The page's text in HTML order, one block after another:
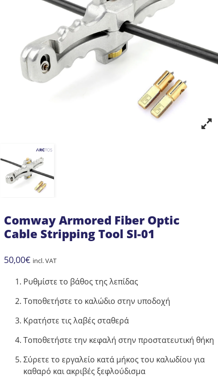
Comway Armored Fiber Optic
Cable Stripping Tool SI-01
50,00€ incl. VAT
Ρυθμίστε το βάθος της λεπίδας
Τοποθετήστε το καλώδιο στην υποδοχή
Κρατήστε τις λαβές σταθερά
Τοποθετήστε την κεφαλή στην προστατευτική θήκη
Σύρετε το εργαλείο κατά μήκος του καλωδίου για
καθαρό και ακριβές ξεφλούδισμα